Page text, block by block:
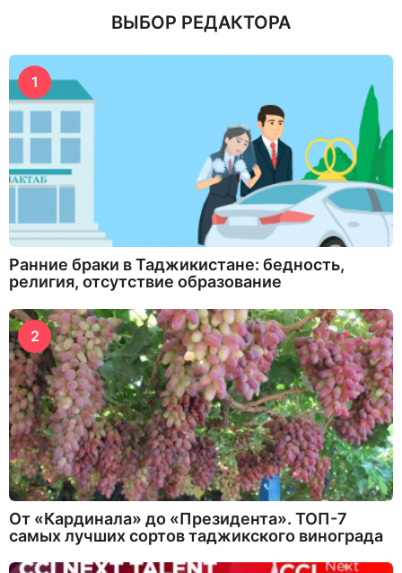
ВЫБОР РЕДАКТОРА
1
Ранние браки в Таджикистане: бедность,
религия, отсутствие образование
2
От «Кардинала» до «Президента». ТОП-7
самых лучших сортов таджикского винограда